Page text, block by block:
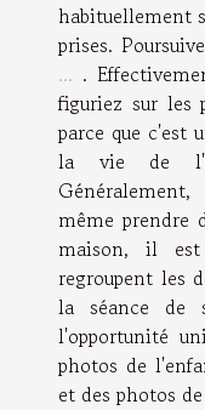
habituellement
prises.
... .
figuriez sur les
parce que c'est
la vie de
même prendre
maison, il
regroupent les
la séance de
l'opportunité
photos de
et des photos